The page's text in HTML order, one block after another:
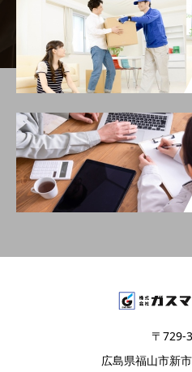
〒729-
広島県福山市新